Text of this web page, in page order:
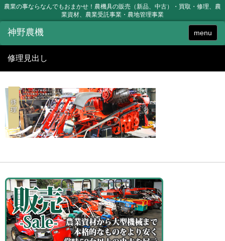
農業の事ならなんでもおまかせ！農機具の販売（新品、中古）・買取・修理、農
業資材、農業受託事業・農地管理事業
menu
修理見出し